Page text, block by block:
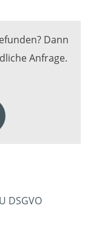
Dann
Anfrage.
DSGVO